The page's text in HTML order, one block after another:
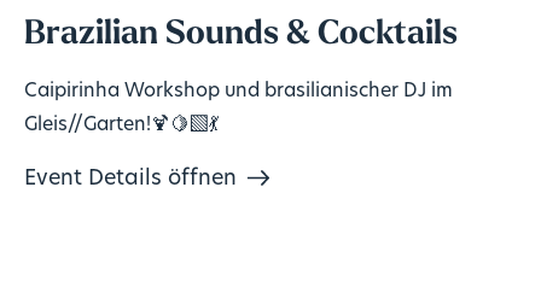
Brazilian Sounds & Cocktails
Caipirinha Workshop und brasilianischer DJ im
Gleis//Garten!🍹🍋‍🟩💃
Event Details öffnen